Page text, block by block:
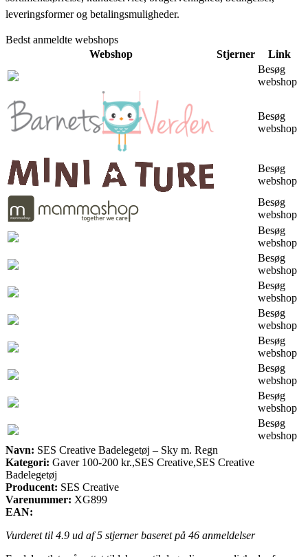
leveringsformer og betalingsmuligheder.
Bedst anmeldte webshops
Webshop
Stjerner
Link
Besøg
webshop
Besøg
webshop
Besøg
webshop
Besøg
webshop
Besøg
webshop
Besøg
webshop
Besøg
webshop
Besøg
webshop
Besøg
webshop
Besøg
webshop
Besøg
webshop
Besøg
webshop
Navn: SES Creative Badelegetøj – Sky m. Regn
Kategori: Gaver 100-200 kr.,SES Creative,SES Creative
Badelegetøj
Producent: SES Creative
Varenummer: XG899
EAN:
Vurderet til 4.9 ud af 5 stjerner baseret på 46 anmeldelser